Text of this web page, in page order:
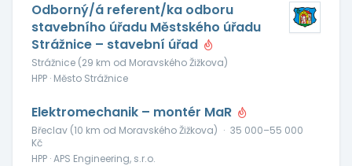
Odborný/á referent/ka odboru
stavebního úřadu Městského úřadu
Strážnice – stavební úřad
Strážnice (29 km od Moravského Žižkova)
HPP · Město Strážnice
Elektromechanik – montér MaR
Břeclav (10 km od Moravského Žižkova) · 35 000–55 000
Kč
HPP · APS Engineering, s.r.o.